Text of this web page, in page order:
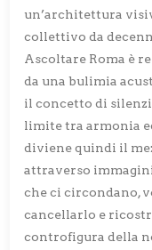
un’architettura
collettivo da
Ascoltare Roma è
da una bulimia
il concetto di
limite tra armonia
diviene quindi il
attraverso
che ci circondano,
cancellarlo e
controfigura della